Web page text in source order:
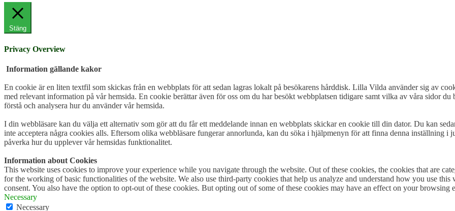
Stäng
Privacy Overview
Information gällande kakor
En cookie är en liten textfil som skickas från en webbplats för att sedan lagras lokalt på besökarens hårddisk. Lilla Vilda använder sig av
med relevant information på vår hemsida. En cookie berättar även för oss om du har besökt webbplatsen tidigare samt vilka av våra sidor
förstå och analysera hur du använder vår hemsida.
I din webbläsare kan du välja ett alternativ som gör att du får ett meddelande innan en webbplats skickar en cookie till din dator. Du kan
inte acceptera några cookies alls. Eftersom olika webbläsare fungerar annorlunda, kan du söka i hjälpmenyn för att finna denna inställning i
påverka hur du upplever vår hemsidas funktionalitet.
Information about Cookies
This website uses cookies to improve your experience while you navigate through the website. Out of these cookies, the cookies that are
for the working of basic functionalities of the website. We also use third-party cookies that help us analyze and understand how you use
consent. You also have the option to opt-out of these cookies. But opting out of some of these cookies may have an effect on your browsing
Necessary
Necessary